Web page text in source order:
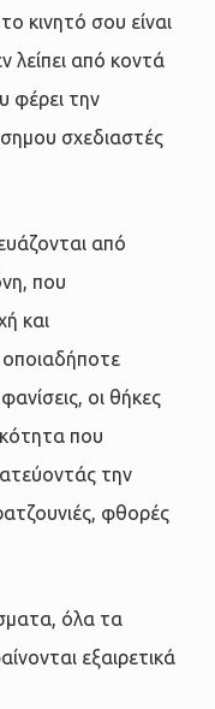
κινητό σου είναι
λείπει από κοντά
φέρει την
σχεδιαστές
από
που
και
οι θήκες
που
την
φθορές
όλα τα
εξαιρετικά